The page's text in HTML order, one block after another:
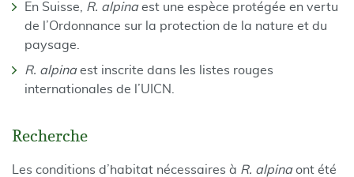
En Suisse, R. alpinaest une espèce protégée en vertu
de l’Ordonnance sur la protection de la nature et du
paysage.
R. alpinaest inscrite dans les listes rouges
internationales de l’UICN.
Recherche
Les conditions d’habitat nécessaires à R. alpinaont été